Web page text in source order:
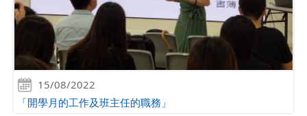
15/08/2022
「開學月的工作及班主任的職務」